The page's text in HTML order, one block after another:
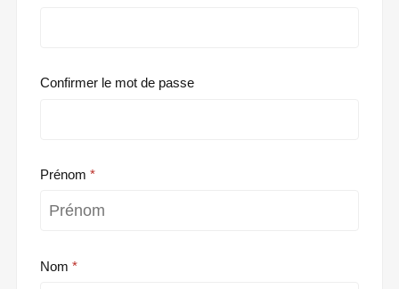
Confirmer le mot de passe
Prénom
Nom